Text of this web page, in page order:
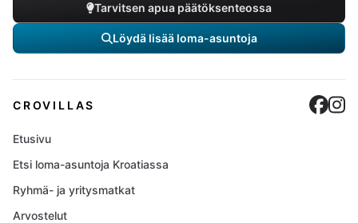
Tarvitsen apua päätöksenteossa
Löydä lisää loma-asuntoja
CROVILLAS
Etusivu
Etsi loma-asuntoja Kroatiassa
Ryhmä- ja yritysmatkat
Arvostelut